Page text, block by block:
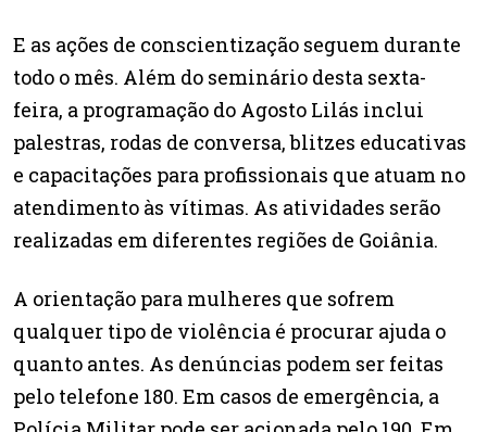
E as ações de conscientização seguem durante
todo o mês. Além do seminário desta sexta-
feira, a programação do Agosto Lilás inclui
palestras, rodas de conversa, blitzes educativas
e capacitações para profissionais que atuam no
atendimento às vítimas. As atividades serão
realizadas em diferentes regiões de Goiânia.
A orientação para mulheres que sofrem
qualquer tipo de violência é procurar ajuda o
quanto antes. As denúncias podem ser feitas
pelo telefone 180. Em casos de emergência, a